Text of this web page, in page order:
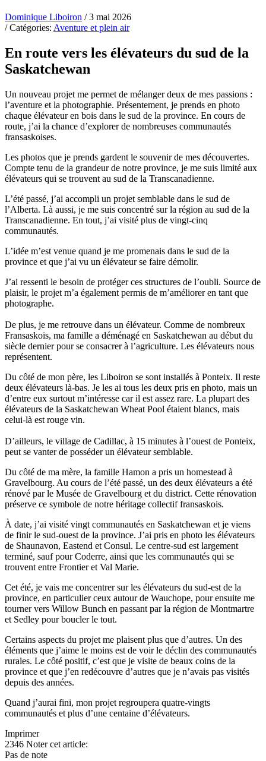
Dominique Liboiron / 3 mai 2026
/ Catégories: Aventure et plein air
En route vers les élévateurs du sud de la
Saskatchewan
Un nouveau projet me permet de mélanger deux de mes passions :
l’aventure et la photographie. Présentement, je prends en photo
chaque élévateur en bois dans le sud de la province. En cours de
route, j’ai la chance d’explorer de nombreuses communautés
fransaskoises.
Les photos que je prends gardent le souvenir de mes découvertes.
Compte tenu de la grandeur de notre province, je me suis limité aux
élévateurs qui se trouvent au sud de la Transcanadienne.
L’été passé, j’ai accompli un projet semblable dans le sud de
l’Alberta. Là aussi, je me suis concentré sur la région au sud de la
Transcanadienne. En tout, j’ai visité plus de vingt-cinq
communautés.
L’idée m’est venue quand je me promenais dans le sud de la
province et que j’ai vu un élévateur se faire démolir.
J’ai ressenti le besoin de protéger ces structures de l’oubli. Source de
plaisir, le projet m’a également permis de m’améliorer en tant que
photographe.
De plus, je me retrouve dans un élévateur. Comme de nombreux
Fransaskois, ma famille a déménagé en Saskatchewan au début du
siècle dernier pour se consacrer à l’agriculture. Les élévateurs nous
représentent.
Du côté de mon père, les Liboiron se sont installés à Ponteix. Il reste
deux élévateurs là-bas. Je les ai tous les deux pris en photo, mais un
d’entre eux surtout m’intéresse car il est assez rare. La plupart des
élévateurs de la Saskatchewan Wheat Pool étaient blancs, mais
celui-là est rouge vin.
D’ailleurs, le village de Cadillac, à 15 minutes à l’ouest de Ponteix,
peut se vanter de posséder un élévateur semblable.
Du côté de ma mère, la famille Hamon a pris un homestead à
Gravelbourg. Au cours de l’été passé, un des deux élévateurs a été
rénové par le Musée de Gravelbourg et du district. Cette rénovation
préserve ce symbole de notre héritage collectif fransaskois.
À date, j’ai visité vingt communautés en Saskatchewan et je viens
de finir le sud-ouest de la province. J’ai pris en photo les élévateurs
de Shaunavon, Eastend et Consul. Le centre-sud est largement
terminé, sauf pour Coderre, ainsi que les communautés qui se
trouvent entre Frontier et Val Marie.
Cet été, je vais me concentrer sur les élévateurs du sud-est de la
province, en particulier ceux autour de Wauchope, pour ensuite me
tourner vers Willow Bunch en passant par la région de Montmartre
et Sedley pour boucler le tout.
Certains aspects du projet me plaisent plus que d’autres. Un des
éléments que j’aime le moins est de voir le déclin des communautés
rurales. Le côté positif, c’est que je visite de beaux coins de la
province et que j’en redécouvre d’autres que je n’avais pas visités
depuis des années.
Quand j’aurai fini, mon projet regroupera quatre-vingts
communautés et plus d’une centaine d’élévateurs.
Imprimer
2346 Noter cet article:
Pas de note